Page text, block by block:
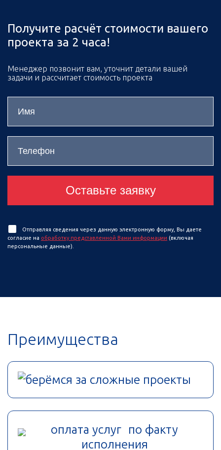
Получите расчёт стоимости вашего
проекта за 2 часа!
Менеджер позвонит вам, уточнит детали вашей
задачи и рассчитает стоимость проекта
Оставьте заявку
Отправляя сведения через данную электронную форму, Вы даете
согласие на обработку представленной Вами информации (включая
персональные данные).
Преимущества
берёмся за сложные проекты
оплата услуг по факту
исполнения